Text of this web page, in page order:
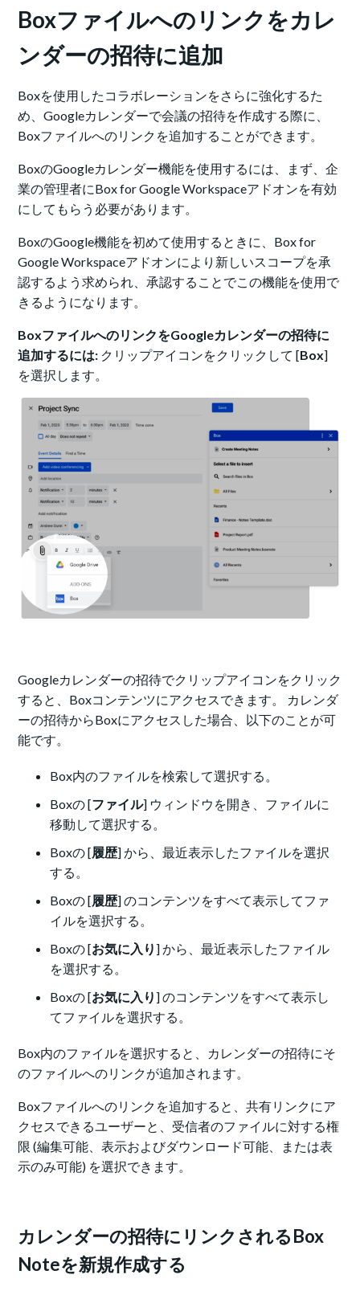
Boxファイルへのリンクをカレ
ンダーの招待に追加
Boxを使用したコラボレーションをさらに強化するた
め、Googleカレンダーで会議の招待を作成する際に、
Boxファイルへのリンクを追加することができます。
BoxのGoogleカレンダー機能を使用するには、まず、企
業の管理者にBox for Google Workspaceアドオンを有効
にしてもらう必要があります。
BoxのGoogle機能を初めて使用するときに、Box for
Google Workspaceアドオンにより新しいスコープを承
認するよう求められ、承認することでこの機能を使用で
きるようになります。
BoxファイルへのリンクをGoogleカレンダーの招待に
追加するには: クリップアイコンをクリックして [Box]
を選択します。
Googleカレンダーの招待でクリップアイコンをクリック
すると、Boxコンテンツにアクセスできます。 カレンダ
ーの招待からBoxにアクセスした場合、以下のことが可
能です。
Box内のファイルを検索して選択する。
Boxの [ファイル] ウィンドウを開き、ファイルに
移動して選択する。
Boxの [履歴] から、最近表示したファイルを選択
する。
Boxの [履歴] のコンテンツをすべて表示してファ
イルを選択する。
Boxの [お気に入り ] から、最近表示したファイル
を選択する。
Boxの [お気に入り ] のコンテンツをすべて表示し
てファイルを選択する。
Box内のファイルを選択すると、カレンダーの招待にそ
のファイルへのリンクが追加されます。
Boxファイルへのリンクを追加すると、共有リンクにア
クセスできるユーザーと、受信者のファイルに対する権
限 (編集可能、表示およびダウンロード可能、または表
示のみ可能) を選択できます。
カレンダーの招待にリンクされるBox
Noteを新規作成する